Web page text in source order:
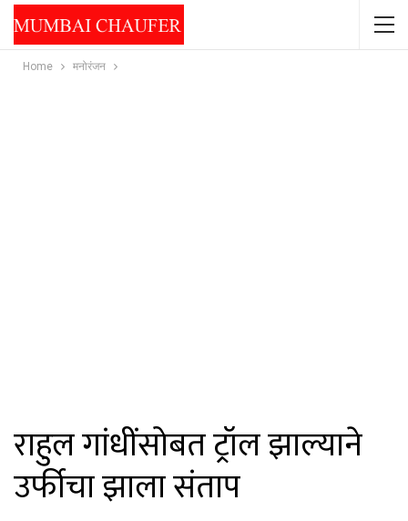
Home मनोरंजन
राहुल गांधींसोबत ट्रॉल झाल्याने
उर्फीचा झाला संताप